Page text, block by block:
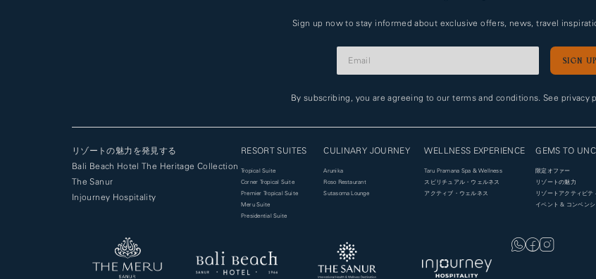
Sign up now to stay informed about exclusive offers, news, travel
SIGN UP
By subscribing, you are agreeing to our terms and conditions. See privacy
リゾートの魅力を発見する
Bali Beach Hotel The Heritage Collection
The Sanur
Injourney Hospitality
RESORT SUITES
Tropical Suite
Corner Tropical Suite
Premier Tropical Suite
Meru Suite
Presidential Suite
CULINARY JOURNEY
Arunika
Roso Restaurant
Sutasoma Lounge
WELLNESS EXPERIENCE
Taru Pramana Spa & Wellness
スピリチュアル・ウェルネス
アクティブ・ウェルネス
GEMS TO
限定オファー
リゾートの魅力
リゾートアクティビテ
イベント & コンベンシ